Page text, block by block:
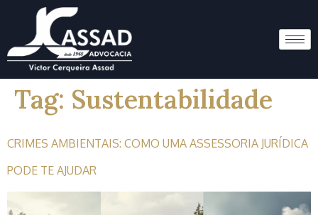
Tag: Sustentabilidade
CRIMES AMBIENTAIS: COMO UMA ASSESSORIA JURÍDICA
PODE TE AJUDAR